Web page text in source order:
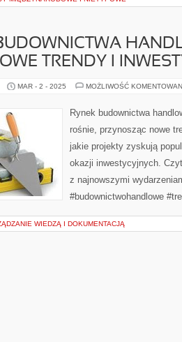
TRENDY I
MAR - 2 - 2025 MOŻLIWOŚĆ
Rynek budownictwa
rośnie, przynosząc nowe
jakie projekty zyskują
okazji inwestycyjnych.
z najnowszymi
#budownictwohandlowe
WIEDZĄ I DOKUMENTACJĄ